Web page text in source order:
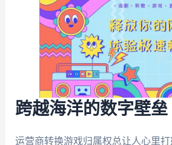
跨越海洋的数字壁垒
运营商转换游戏归属权总让人心里